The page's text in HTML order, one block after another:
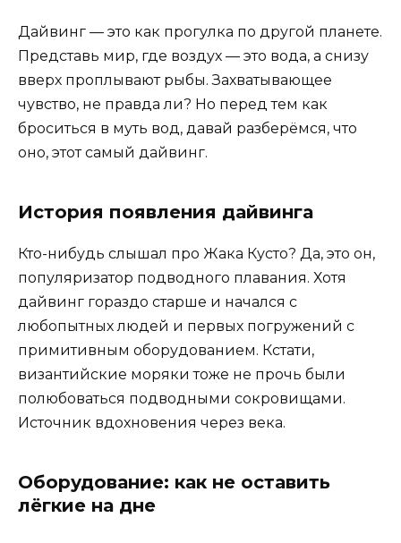
Дайвинг — это как прогулка по другой планете.
Представь мир, где воздух — это вода, а снизу
вверх проплывают рыбы. Захватывающее
чувство, не правда ли? Но перед тем как
броситься в муть вод, давай разберёмся, что
оно, этот самый дайвинг.
История появления дайвинга
Кто-нибудь слышал про Жака Кусто? Да, это он,
популяризатор подводного плавания. Хотя
дайвинг гораздо старше и начался с
любопытных людей и первых погружений с
примитивным оборудованием. Кстати,
византийские моряки тоже не прочь были
полюбоваться подводными сокровищами.
Источник вдохновения через века.
Оборудование: как не оставить
лёгкие на дне